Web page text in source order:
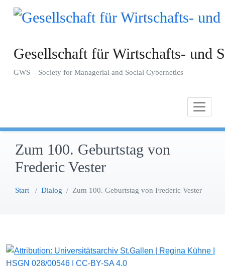
Zum
Gesellschaft für Wirtschafts- und
GWS – Society for Managerial and Social Cybernetics
Zum 100. Geburtstag von
Frederic Vester
Start / Dialog / Zum 100. Geburtstag von Frederic Vester